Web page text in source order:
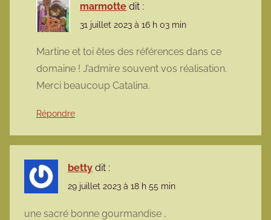
marmotte dit :
31 juillet 2023 à 16 h 03 min
Martine et toi êtes des références dans ce
domaine ! J’admire souvent vos réalisation.
Merci beaucoup Catalina.
Répondre
betty dit :
29 juillet 2023 à 18 h 55 min
une sacré bonne gourmandise ,